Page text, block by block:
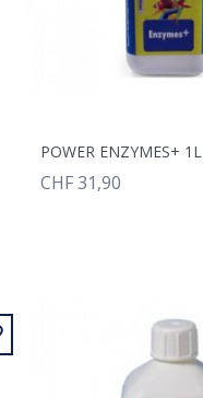
POWER ENZYMES+ 1L
CHF 31,90